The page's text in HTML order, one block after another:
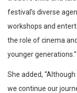
festival’s diverse
workshops and
the role of cinema
younger generations.”
She added,
we continue our